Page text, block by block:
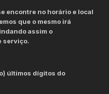
encontre no horário e local
que o mesmo irá
assim o
serviço.
últimos dígitos do